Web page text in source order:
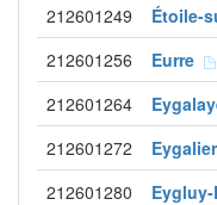
212601249 Étoile-
212601256 Eurre
212601264
212601272
212601280